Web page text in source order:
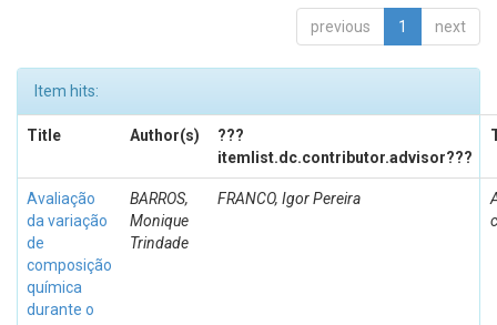
previous 1 next
Item hits:
Title Author(s)
???
itemlist.dc.contributor.advisor???
Avaliação
da variação
de
composição
química
durante o
BARROS,
Monique
Trindade
FRANCO, Igor Pereira